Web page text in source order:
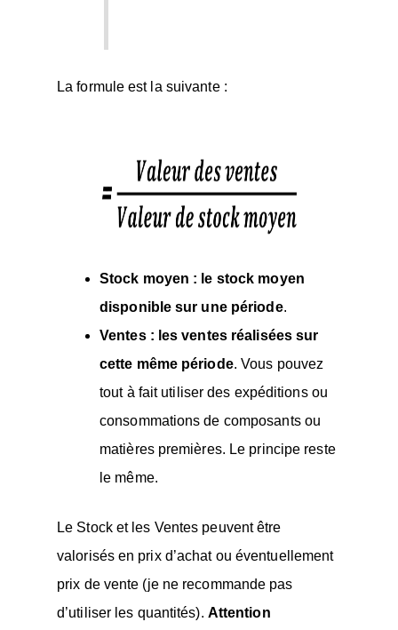
La formule est la suivante :
Stock moyen : le stock moyen
disponible sur une période.
Ventes : les ventes réalisées sur
cette même période. Vous pouvez
tout à fait utiliser des expéditions ou
consommations de composants ou
matières premières. Le principe reste
le même.
Le Stock et les Ventes peuvent être
valorisés en prix d’achat ou éventuellement
prix de vente (je ne recommande pas
d’utiliser les quantités). Attention